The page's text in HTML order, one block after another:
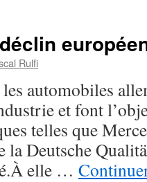
Rulfi
automobiles
et font
telles que
la Deutsche
elle …